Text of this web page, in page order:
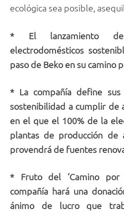
ecológica sea posible,
* El lanzamiento
electrodomésticos
paso de Beko en su camino
* La compañía define
sostenibilidad a cumplir de
en el que el 100% de la
plantas de producción de
provendrá de fuentes
* Fruto del ‘Camino por
compañía hará una
ánimo de lucro que